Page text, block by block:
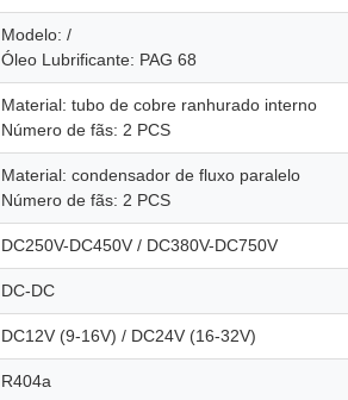
Modelo: /
Óleo Lubrificante: PAG 68
Material: tubo de cobre ranhurado interno
Número de fãs: 2 PCS
Material: condensador de fluxo paralelo
Número de fãs: 2 PCS
DC250V-DC450V / DC380V-DC750V
DC-DC
DC12V (9-16V) / DC24V (16-32V)
R404a